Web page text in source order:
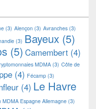
(3) Alençon (3) Avranches (3)
(3) Bayeux (5)
(5) Camembert (4)
MDMA (3) Côte de
(4) Fécamp (3)
(4) Le Havre
MDMA Espagne Allemagne (3)